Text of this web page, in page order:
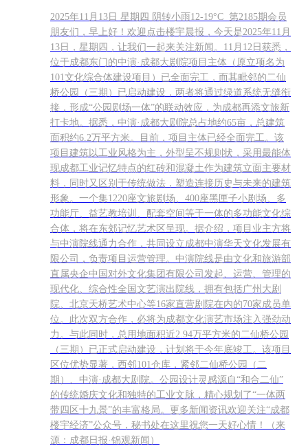
2025年11月13日 星期四 阴转小雨12-19°C 第2185期会员
朋友们，早上好！欢迎点击楼宇晨报，今天是2025年11月
13日，星期四，让我们一起来关注新闻。11月12日获悉，
位于成都东门的中演·成都大剧院项目主体（原立项名为
101文化综合体建设项目）已全面完工，而其毗邻的二仙
桥公园（三期）已启动建设，两者将通过绿道系统无缝衔
接，形成“公园剧场一体”的联动效应，为成都再添文旅新
打卡地。据悉，中演·成都大剧院总占地约65亩，总建筑
面积约6.2万平方米。目前，项目主体已经全面完工。该
项目建筑以工业风格为主，外型呈不规则状，采用最能体
现成都工业记忆特点的红砖和混凝土作为建筑立面主要材
料，同时又区别于传统做法，塑造连接历史与未来的建筑
形象。一个集1220座文旅剧场、400座黑匣子小剧场、多
功能厅、益艺教培训、配套空间等于一体的多功能文化综
合体，将在东郊记忆艺术区呈现。据介绍，项目业主方将
与中演院线通力合作，共同设立成都中演华天文化发展有
限公司，负责项目运营管理。中演院线是由文化和旅游部
直属央企中国对外文化集团有限公司发起、运营、管理的
现代化、综合性全国文艺演出院线，拥有包括广州大剧
院、北京天桥艺术中心等16家直营剧院在内的70家成员单
位。此次双方合作，必将为成都文化演艺市场注入强劲动
力。与此同时，总用地面积近2.94万平方米的二仙桥公园
（三期）已正式启动建设，计划将于今年底竣工。该项目
区位优势显著，西邻101仓库，紧邻二仙桥公园（二
期）、中演·成都大剧院。公园设计灵感源自“和合二仙”
的传统婚庆文化和独特的工业文脉，精心规划了“一体两
带四区十九景”的丰富格局。更多新闻资讯欢迎关注“成都
楼宇经济”公众号，秘书处在这里祝您一天好心情！（来
源：成都日报·锦观新闻）